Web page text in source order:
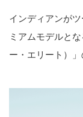
インディアンが
ミアムモデルと
ー・エリート）」